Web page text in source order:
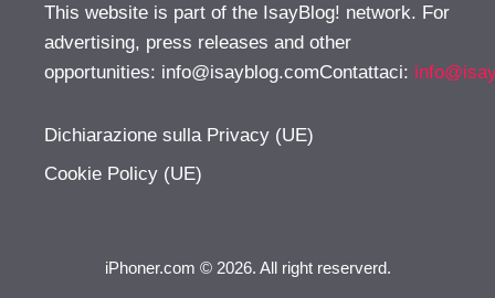
This website is part of the IsayBlog! network. For
advertising, press releases and other
opportunities: info@isayblog.comContattaci:
Dichiarazione sulla Privacy (UE)
Cookie Policy (UE)
iPhoner.com © 2026. All right reserverd.